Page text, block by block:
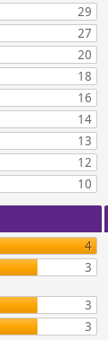
29
27
20
18
16
14
13
12
10
4
3
3
3